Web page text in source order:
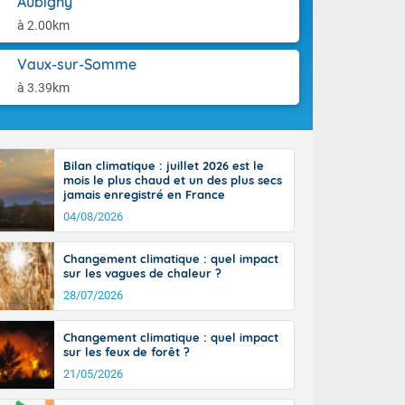
à 2.00km
Vaux-sur-Somme
à 3.39km
l'après-
14
il fait
30 à 35
Bilan climatique : juillet 2026 est le
mois le plus chaud et un des plus secs
jamais enregistré en France
04/08/2026
Changement climatique : quel impact
sur les vagues de chaleur ?
28/07/2026
Changement climatique : quel impact
sur les feux de forêt ?
21/05/2026